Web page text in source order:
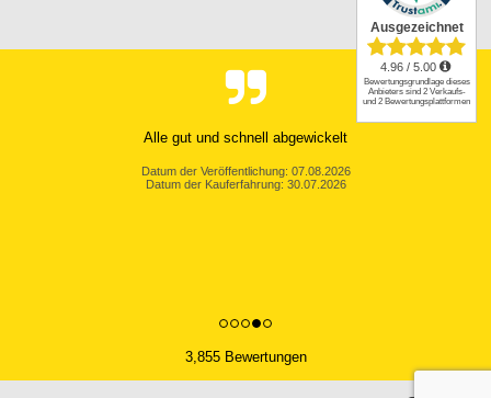
Alle gut und schnell abgewickelt
Datum der Veröffentlichung: 07.08.2026
Datum der Kauferfahrung: 30.07.2026
3,855 Bewertungen